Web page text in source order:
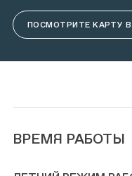
ПОСМОТРИТЕ КАРТУ
ВРЕМЯ РАБОТЫ